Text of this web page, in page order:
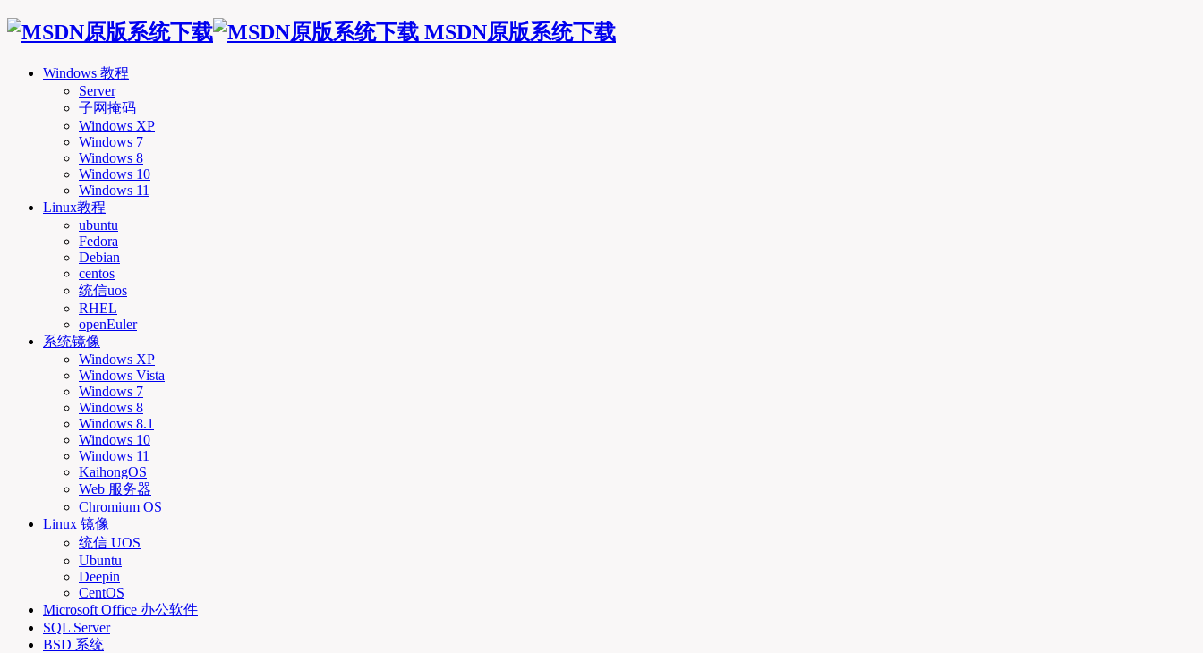
MSDN原版系统下载
Windows 教程
Server
子网掩码
Windows XP
Windows 7
Windows 8
Windows 10
Windows 11
Linux教程
ubuntu
Fedora
Debian
centos
统信uos
RHEL
openEuler
系统镜像
Windows XP
Windows Vista
Windows 7
Windows 8
Windows 8.1
Windows 10
Windows 11
KaihongOS
Web 服务器
Chromium OS
Linux 镜像
统信 UOS
Ubuntu
Deepin
CentOS
Microsoft Office 办公软件
SQL Server
BSD 系统